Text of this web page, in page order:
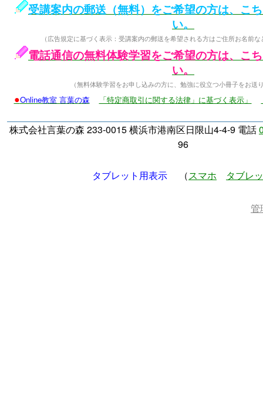
受講案内の郵送（無料）をご希望の方は、こ
い。
（広告規定に基づく表示：受講案内の郵送を希望される方はご住所お名前
電話通信の無料体験学習をご希望の方は、こ
い。
（無料体験学習をお申し込みの方に、勉強に役立つ小冊子をお送
●Online教室 言葉の森 「特定商取引に関する法律」に基づく表示」
株式会社言葉の森 233-0015 横浜市港南区日限山4-4-9 電話
96
タブレット用表示 （スマホ タブレ
管